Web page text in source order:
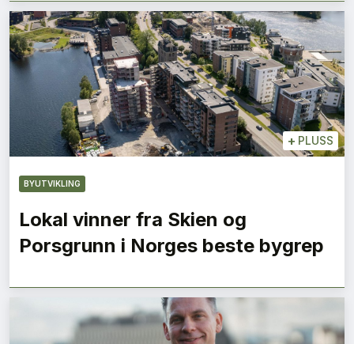
+ PLUSS
BYUTVIKLING
Lokal vinner fra Skien og
Porsgrunn i Norges beste bygrep